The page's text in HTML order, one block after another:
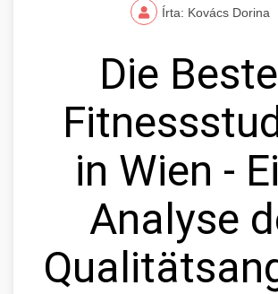
Írta: Kovács Dorina
Die
in Wien -
Analyse